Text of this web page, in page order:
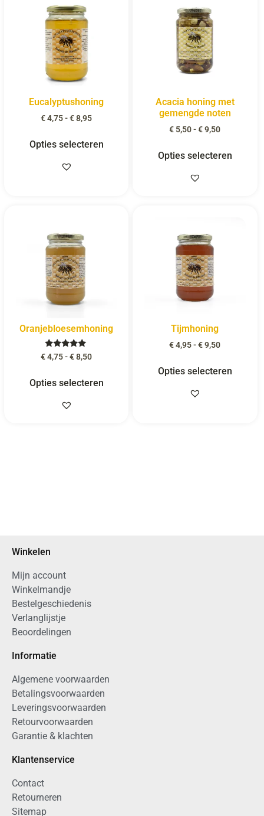
Eucalyptushoning
€4,75-€8,95
Opties selecteren
Acacia honing met
gemengde noten
€ 5,50 - €9,50
Opties selecteren
Oranjebloesemhoning
Gewaardeerd
5.00
€4,75-€8,50
Opties selecteren
Tijmhoning
€4,95 - €9,50
Opties selecteren
Klantenservice
Contact
Retourneren
Sitemap
Informatie
Algemene voorwaarden
Betalingsvoorwaarden
Leveringsvoorwaarden
Retourvoorwaarden
Garantie & klachten
Winkelen
Mijn account
Winkelmandje
Bestelgeschiedenis
Verlanglijstje
Beoordelingen